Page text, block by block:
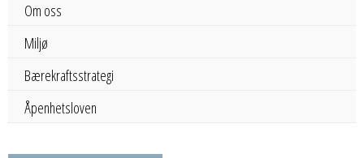
Om oss
Miljø
Bærekraftsstrategi
Åpenhetsloven